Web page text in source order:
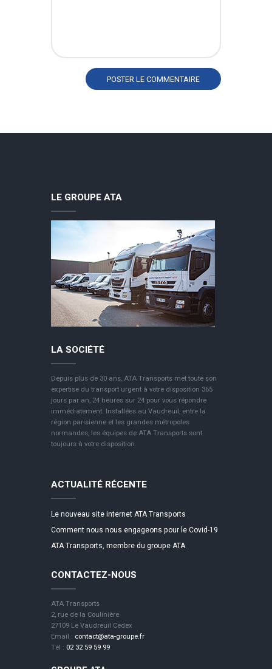
LE GROUPE ATA
LA SOCIÉTÉ
Depuis plus de 30 ans, ATA Transports met toute son
expertise du transport urgent à votre disposition 365
jours par an, 24 heures sur 24 pour vous répondre
immédiatement. Installées au Vaudreuil, entre la
région parisienne et les grandes métropoles
normandes, les équipes de ATA Transports sont
toujours à votre disposition.
ACTUALITÉ RÉCENTE
Le nouveau site internet ATA Transports
Comment nous nous engageons pour le Covid-19
ATA Transports, membre du groupe ATA
CONTACTEZ-NOUS
ATA Transports
2, rue de la Coulinière
27109 Le Vaudreuil Cedex
Email : contact@ata-groupe.fr
Tél : 02 32 59 59 99